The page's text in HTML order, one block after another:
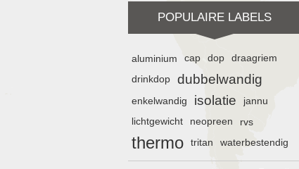
POPULAIRE LABELS
aluminium cap dop
draagriem
drinkdop
dubbelwandig
enkelwandig isolatie jannu
lichtgewicht neopreen rvs
thermo tritan waterbestendig